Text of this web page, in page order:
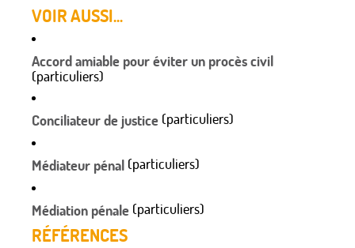
VOIR AUSSI...
Accord amiable pour éviter un procès civil
(particuliers)
Conciliateur de justice (particuliers)
Médiateur pénal (particuliers)
Médiation pénale (particuliers)
RÉFÉRENCES